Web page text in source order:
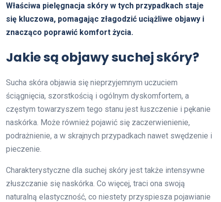
Właściwa pielęgnacja skóry w tych przypadkach staje
się kluczowa, pomagając złagodzić uciążliwe objawy i
znacząco poprawić komfort życia.
Jakie są objawy suchej skóry?
Sucha skóra objawia się nieprzyjemnym uczuciem
ściągnięcia, szorstkością i ogólnym dyskomfortem, a
częstym towarzyszem tego stanu jest łuszczenie i pękanie
naskórka. Może również pojawić się zaczerwienienie,
podrażnienie, a w skrajnych przypadkach nawet swędzenie i
pieczenie.
Charakterystyczne dla suchej skóry jest także intensywne
złuszczanie się naskórka. Co więcej, traci ona swoją
naturalną elastyczność, co niestety przyspiesza pojawianie